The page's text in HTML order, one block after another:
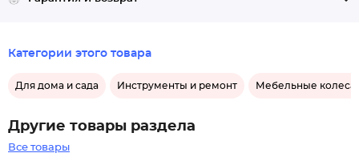
Категории этого товара
Для дома и сада Инструменты и ремонт Мебельные колеса
Другие товары раздела
Все товары